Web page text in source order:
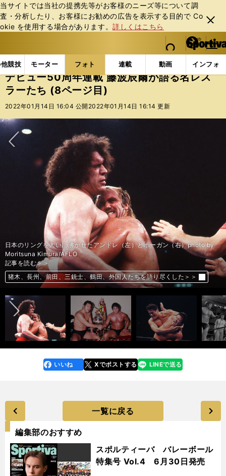
当サイトでは当社の提携先等がお客様のニーズ等について調
査・分析したり、お客様にお勧めの広告を表⽰する⽬的で Co
okie を使⽤する場合があります。詳しくはこちら
閉じ
る
web Sportiva (webスポルティーバ)
検索
マイペ
ー
ジ
メニュ
競技 モーター フォト 連載 動画 インフォ
b
ス
ポ
ル
ー
バ
フォトギャラリー デビュー50周年連載 藤波辰爾が語
デビュー50周年連載 藤波辰爾が語る名レス
ラーたち (8ページ目)
2022年01月14日 16:04 公開 2022年01月14日 16:14 更新
1984年のMSG タッグリーグ戦で優勝した、猪木（左）と藤波（右）
photo by Yukio Hiraku/AFLO
記事を読む＞＞
猪木、長州、前田、三銃士、鶴田、外国人たちを語り尽くした＞＞
1988年にシングルマッチを行なった猪木（左）と藤波（右） photo by
Yukio Hiraku/AFLO
記事を読む＞＞
猪木、長州、前田、三銃士、鶴田、外国人たちを語り尽くした＞＞
1982年、リング上で藤波（左）に反逆した長州（右） photo by Tokyo
Sports/AFLO
記事を読む＞＞
猪木、長州、前田、三銃士、鶴田、外国人たちを語り尽くした＞＞
前田（右）との試合で顔面に蹴りを受ける藤波（左） photo by
Moritsuna Kimura/AFLO
記事を読む＞＞
猪木、長州、前田、三銃士、鶴田、外国人たちを語り尽くした＞＞
闘魂三銃士と呼ばれた（左から）蝶野、橋本、武藤 photo by Tokyo
Sports/AFLO
記事を読む＞＞
猪木、長州、前田、三銃士、鶴田、外国人たちを語り尽くした＞＞
1979年８月の「夢のオールスター戦」でトリオを組んだ（左から）藤波、
マスカラス、鶴田 photo by Yukio Hiraku/AFLO
記事を読む＞＞
猪木、長州、前田、三銃士、鶴田、外国人たちを語り尽くした＞＞
ジニアヘビー級時代に藤波と名勝負を演じた、チャボ・ゲレロ（左）とダイ
ナマイト・キッド（右） photo by Yukio Hiraku/AFLO
記事を読む＞＞
猪木、長州、前田、三銃士、鶴田、外国人たちを語り尽くした＞＞
日本のリングを大いに沸かせたアンドレ（左）とホーガン（右）photo by
Moritsuna Kimura/AFLO
記事を読む＞＞
猪木、長州、前田、三銃士、鶴田、外国人たちを語り尽くした＞＞
前へ
faceboo
k
いいね Xでポストする
line LINEで送る
一覧に戻る
編集部のおすすめ
スポルティーバ バレーボール
特集号 Vol.4 6月30日発売